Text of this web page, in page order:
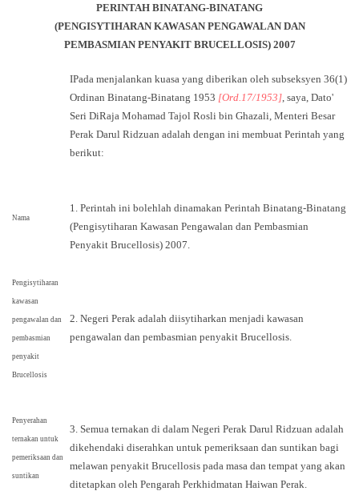
PERINTAH BINATANG-BINATANG
(PENGISYTIHARAN KAWASAN PENGAWALAN DAN
PEMBASMIAN PENYAKIT BRUCELLOSIS) 2007
IPada menjalankan kuasa yang diberikan oleh subseksyen 36(1)
Ordinan Binatang-Binatang 1953 [Ord.17/1953] , saya, Dato'
Seri DiRaja Mohamad Tajol Rosli bin Ghazali, Menteri Besar
Perak Darul Ridzuan adalah dengan ini membuat Perintah yang
berikut:
Nama
1. Perintah ini bolehlah dinamakan Perintah Binatang-Binatang
(Pengisytiharan Kawasan Pengawalan dan Pembasmian
Penyakit Brucellosis) 2007.
Pengisytiharan
kawasan
pengawalan dan
pembasmian
penyakit
Brucellosis
2. Negeri Perak adalah diisytiharkan menjadi kawasan
pengawalan dan pembasmian penyakit Brucellosis.
Penyerahan
ternakan untuk
pemeriksaan dan
suntikan
3. Semua ternakan di dalam Negeri Perak Darul Ridzuan adalah
dikehendaki diserahkan untuk pemeriksaan dan suntikan bagi
melawan penyakit Brucellosis pada masa dan tempat yang akan
ditetapkan oleh Pengarah Perkhidmatan Haiwan Perak.